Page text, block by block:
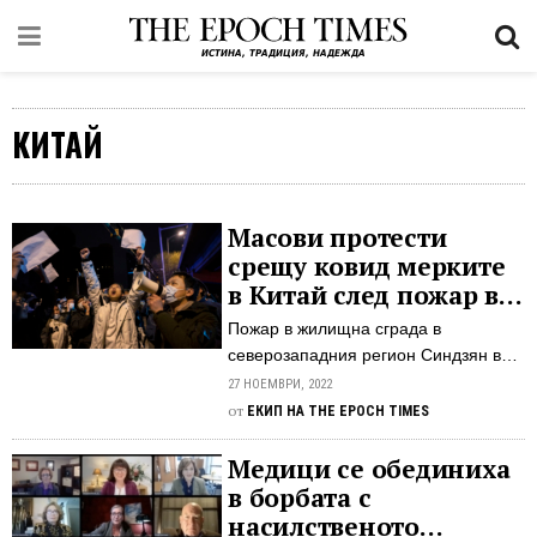
КИТАЙ
Масови протести
срещу ковид мерките
в Китай след пожар в
жилищна сграда
Пожар в жилищна сграда в
северозападния регион Синдзян в
Китай уби най-малко 10 души (сред
които 3 деца) и рани най-малко
ноември (петък), на фона на
строгите ковид ограничения, заради
които много жители на района са
27 НОЕМВРИ, 2022
от ЕКИП НА THE EPOCH TIMES
Медици се обединиха
в борбата с
насилственото